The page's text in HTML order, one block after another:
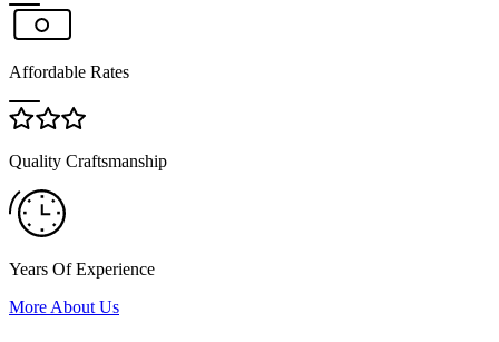
Affordable Rates
Quality Craftsmanship
Years Of Experience
More About Us